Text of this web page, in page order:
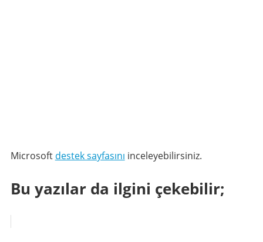
Microsoft destek sayfasını inceleyebilirsiniz.
Bu yazılar da ilgini çekebilir;